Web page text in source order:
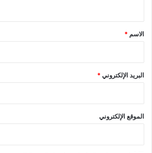
*
الاسم *
البريد الإلكتروني*
الموقع الإلكتروني